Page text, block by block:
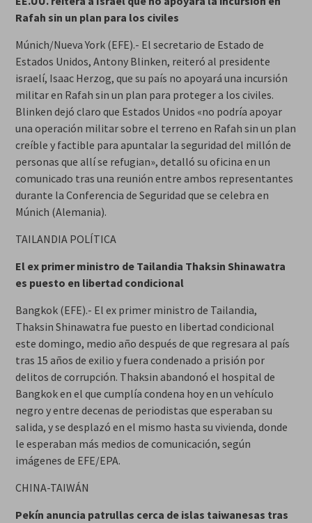
Rafah sin un plan para los civiles
Múnich/Nueva York (EFE).- El secretario de Estado de
Estados Unidos, Antony Blinken, reiteró al presidente
israelí, Isaac Herzog, que su país no apoyará una incursión
militar en Rafah sin un plan para proteger a los civiles.
Blinken dejó claro que Estados Unidos «no podría apoyar
una operación militar sobre el terreno en Rafah sin un plan
creíble y factible para apuntalar la seguridad del millón de
personas que allí se refugian», detalló su oficina en un
comunicado tras una reunión entre ambos representantes
durante la Conferencia de Seguridad que se celebra en
Múnich (Alemania).
TAILANDIA POLÍTICA
El ex primer ministro de Tailandia Thaksin Shinawatra
es puesto en libertad condicional
Bangkok (EFE).- El ex primer ministro de Tailandia,
Thaksin Shinawatra fue puesto en libertad condicional
este domingo, medio año después de que regresara al país
tras 15 años de exilio y fuera condenado a prisión por
delitos de corrupción. Thaksin abandonó el hospital de
Bangkok en el que cumplía condena hoy en un vehículo
negro y entre decenas de periodistas que esperaban su
salida, y se desplazó en el mismo hasta su vivienda, donde
le esperaban más medios de comunicación, según
imágenes de EFE/EPA.
CHINA-TAIWÁN
Pekín anuncia patrullas cerca de islas taiwanesas tras